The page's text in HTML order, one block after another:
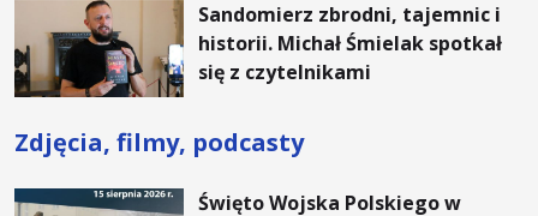
Sandomierz zbrodni, tajemnic i
historii. Michał Śmielak spotkał
się z czytelnikami
Zdjęcia, filmy, podcasty
Święto Wojska Polskiego w